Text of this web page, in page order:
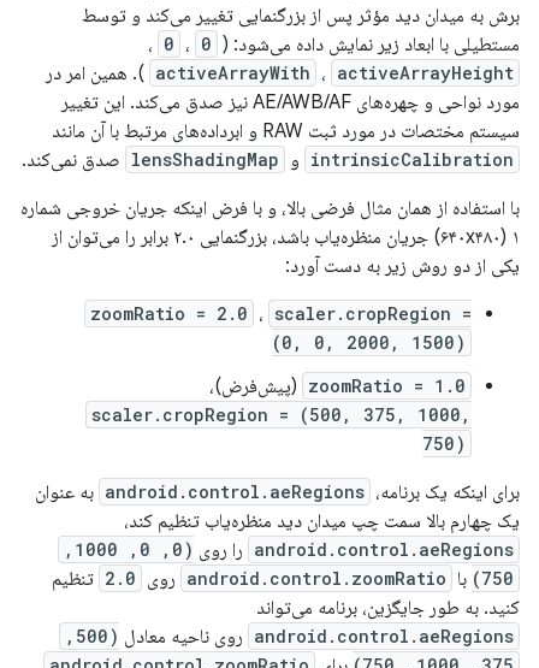
برش به میدان دید مؤثر پس از بزرگنمایی تغییر می‌کند و توسط
مستطیلی با ابعاد زیر نمایش داده می‌شود: ( 0 ، 0 ،
activeArrayWith ، activeArrayHeight
). همین امر در
مورد نواحی و چهره‌های AE/AWB/AF نیز صدق می‌کند. این تغییر
سیستم مختصات در مورد ثبت RAW و ابرداده‌های مرتبط با آن مانند
intrinsicCalibration و lensShadingMap صدق نمی‌کند.
با استفاده از همان مثال فرضی بالا، و با فرض اینکه جریان خروجی شماره
۱ (۶۴۰x۴۸۰) جریان منظره‌یاب باشد، بزرگنمایی ۲.۰ برابر را می‌توان از
یکی از دو روش زیر به دست آورد:
zoomRatio = 2.0 ، scaler.cropRegion =
(0, 0, 2000, 1500)
zoomRatio = 1.0 (پیش‌فرض)،
scaler.cropRegion = (500, 375, 1000,
750)
برای اینکه یک برنامه، android.control.aeRegions به عنوان
یک چهارم بالا سمت چپ میدان دید منظره‌یاب تنظیم کند،
android.control.aeRegions را روی
(0, 0, 1000,
750)
با android.control.zoomRatio روی 2.0 تنظیم
کنید. به طور جایگزین، برنامه می‌تواند
android.control.aeRegions روی ناحیه معادل
(500,